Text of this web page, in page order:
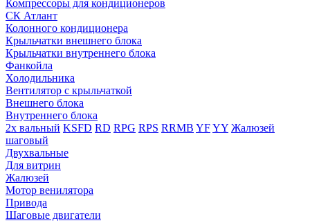
Компрессоры для кондиционеров
СК Атлант
Колонного кондиционера
Крыльчатки внешнего блока
Крыльчатки внутреннего блока
Фанкойла
Холодильника
Вентилятор с крыльчаткой
Внешнего блока
Внутреннего блока
2х вальный KSFD RD RPG RPS RRMB YFYY Жалюзей
шаговый
Двухвальные
Для витрин
Жалюзей
Мотор венилятора
Привода
Шаговые двигатели